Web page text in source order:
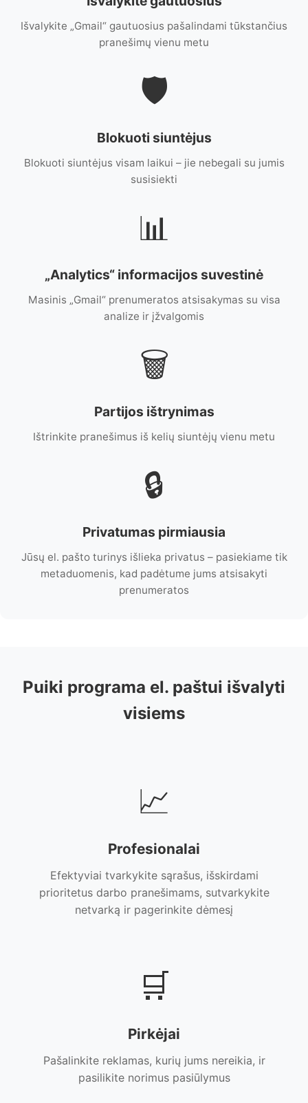
Išvalykite „Gmail“ gautuosius pašalindami tūkstančius
pranešimų vienu metu
🛡️
Blokuoti siuntėjus
Blokuoti siuntėjus visam laikui – jie nebegali su jumis
susisiekti
📊
„Analytics“ informacijos suvestinė
Masinis „Gmail“ prenumeratos atsisakymas su visa
analize ir įžvalgomis
🗑️
Partijos ištrynimas
Ištrinkite pranešimus iš kelių siuntėjų vienu metu
🔒
Privatumas pirmiausia
Jūsų el. pašto turinys išlieka privatus – pasiekiame tik
metaduomenis, kad padėtume jums atsisakyti
prenumeratos
Puiki programa el. paštui išvalyti
visiems
📈
Profesionalai
Efektyviai tvarkykite sąrašus, išskirdami
prioritetus darbo pranešimams, sutvarkykite
netvarką ir pagerinkite dėmesį
🛒
Pirkėjai
Pašalinkite reklamas, kurių jums nereikia, ir
pasilikite norimus pasiūlymus